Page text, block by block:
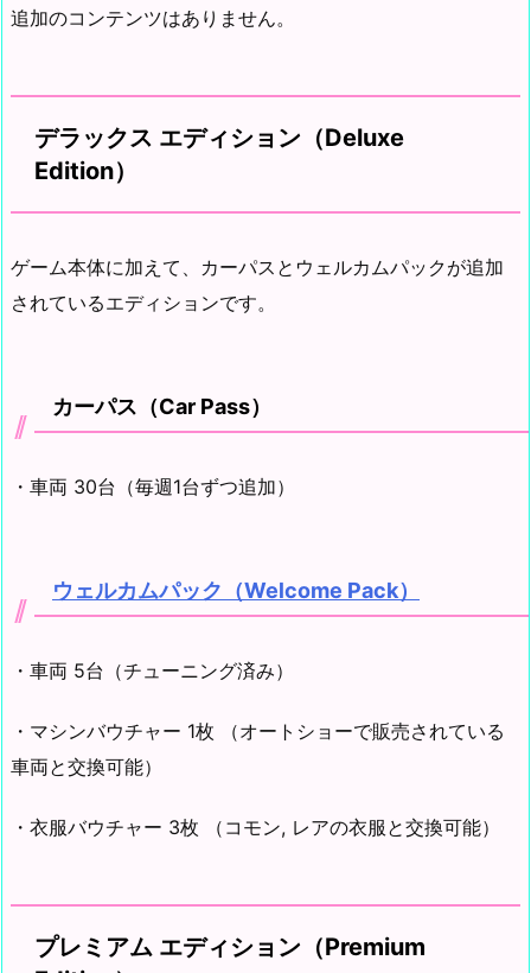
追加のコンテンツはありません。
デラックス エディション（Deluxe
Edition）
ゲーム本体に加えて、カーパスとウェルカムパックが追加
されているエディションです。
カーパス（Car Pass）
・車両 30台（毎週1台ずつ追加）
ウェルカムパック（Welcome Pack）
・車両 5台（チューニング済み）
・マシンバウチャー 1枚 （オートショーで販売されている
車両と交換可能）
・衣服バウチャー 3枚 （コモン, レアの衣服と交換可能）
プレミアム エディション（Premium